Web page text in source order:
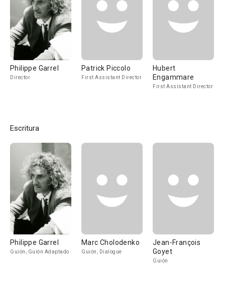
Philippe Garrel
Director
Patrick Piccolo
First Assistant Director
Hubert
Engammare
First Assistant Director
Escritura
Philippe Garrel
Guión, Guión Adaptado
Marc Cholodenko
Guión, Dialogue
Jean-François
Goyet
Guión